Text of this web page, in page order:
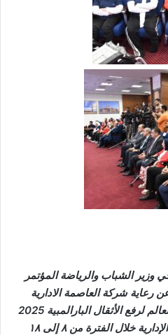
الشباب والرياضة المؤتمر
رعاية شركة العاصمة الادارية
للتنمية العمرانية لبطولة العالم لرفع الأثقال البارالمبية 2025
والتي تستضيفها العاصمة الإدارية خلال الفترة من ٨ إلى ١٨